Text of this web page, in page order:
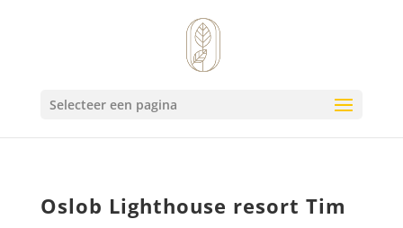
Selecteer een pagina
Oslob Lighthouse resort Tim